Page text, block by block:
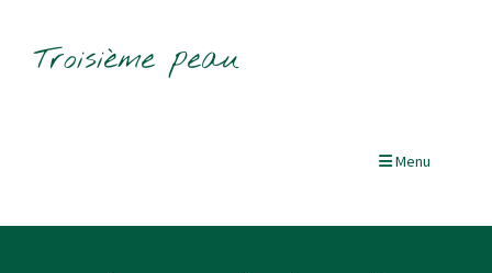
Troisième peau
Menu